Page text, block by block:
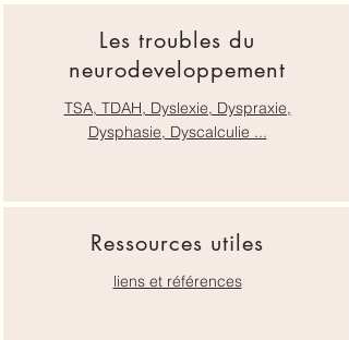
Les troubles du
neurodeveloppement
TSA, TDAH, Dyslexie, Dyspraxie,
Dysphasie, Dyscalculie ...
Ressources utiles
liens et références